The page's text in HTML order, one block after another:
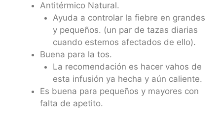
Antitérmico Natural.
Ayuda a controlar la fiebre en grandes
y pequeños. (un par de tazas diarias
cuando estemos afectados de ello).
Buena para la tos.
La recomendación es hacer vahos de
esta infusión ya hecha y aún caliente.
Es buena para pequeños y mayores con
falta de apetito.